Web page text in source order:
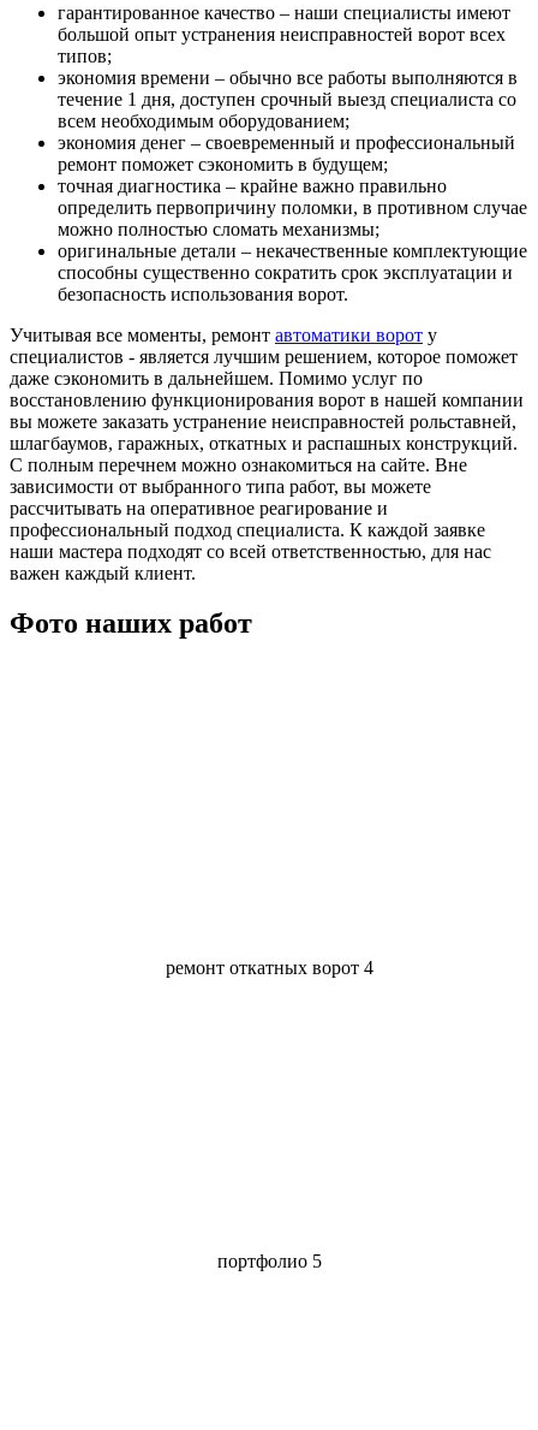
гарантированное качество – наши специалисты имеют
большой опыт устранения неисправностей ворот всех
типов;
экономия времени – обычно все работы выполняются в
течение 1 дня, доступен срочный выезд специалиста со
всем необходимым оборудованием;
экономия денег – своевременный и профессиональный
ремонт поможет сэкономить в будущем;
точная диагностика – крайне важно правильно
определить первопричину поломки, в противном случае
можно полностью сломать механизмы;
оригинальные детали – некачественные комплектующие
способны существенно сократить срок эксплуатации и
безопасность использования ворот.
Учитывая все моменты, ремонт автоматики ворот у
специалистов - является лучшим решением, которое поможет
даже сэкономить в дальнейшем. Помимо услуг по
восстановлению функционирования ворот в нашей компании
вы можете заказать устранение неисправностей рольставней,
шлагбаумов, гаражных, откатных и распашных конструкций.
С полным перечнем можно ознакомиться на сайте. Вне
зависимости от выбранного типа работ, вы можете
рассчитывать на оперативное реагирование и
профессиональный подход специалиста. К каждой заявке
наши мастера подходят со всей ответственностью, для нас
важен каждый клиент.
Фото наших работ
ремонт откатных ворот 4
портфолио 5